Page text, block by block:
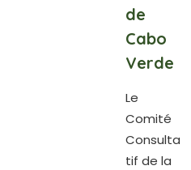
de
Cabo
Verde
Le
Comité
Consulta
tif de la